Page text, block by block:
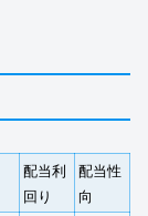
配当利
回り
配当性
向